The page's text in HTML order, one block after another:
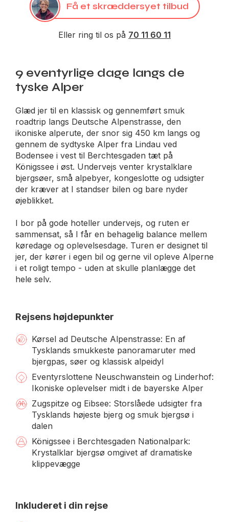
Få et skræddersyet tilbud
Eller ring til os på 70 11 60 11
9 eventyrlige dage langs de
tyske Alper
Glæd jer til en klassisk og gennemført smuk
roadtrip langs Deutsche Alpenstrasse, den
ikoniske alperute, der snor sig 450 km langs og
gennem de sydtyske Alper fra Lindau ved
Bodensee i vest til Berchtesgaden tæt på
Königssee i øst. Undervejs venter krystalklare
bjergsøer, små alpebyer, kongeslotte og udsigter
der kræver at I standser bilen og bare nyder
øjeblikket.
I bor på gode hoteller undervejs, og ruten er
sammensat, så I får en behagelig balance mellem
køredage og oplevelsesdage. Turen er designet til
jer, der kører i egen bil og gerne vil opleve Alperne
i et roligt tempo - uden at skulle planlægge det
hele selv.
Rejsens højdepunkter
Kørsel ad Deutsche Alpenstrasse: En af
Tysklands smukkeste panoramaruter med
bjergpas, søer og klassisk alpeidyl
Eventyrslottene Neuschwanstein og Linderhof:
Ikoniske oplevelser midt i de bayerske Alper
Zugspitze og Eibsee: Storslåede udsigter fra
Tysklands højeste bjerg og smuk bjergsø i
dalen
Königssee i Berchtesgaden Nationalpark:
Krystalklar bjergsø omgivet af dramatiske
klippevægge
Inkluderet i din rejse